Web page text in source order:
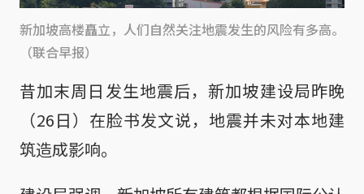
新加坡高楼矗立，人们自然关注地震发生的风险有多高。
（联合早报）
昔加末周日发生地震后，新加坡建设局昨晚
（26日）在脸书发文说，地震并未对本地建
筑造成影响。